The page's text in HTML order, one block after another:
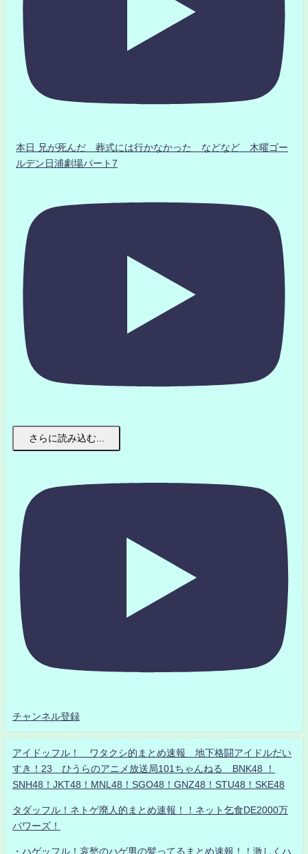
本日 兄が死んだ 葬式には行かなかった などなど 木曜ゴー
ルデン日浦劇場パート7
さらに読み込む...
チャンネル登録
アイドッフル！ ワタクシ的まとめ速報 地下格闘アイドルだい
すき！23 ひうらのアニメ放送局101ちゃんねる BNK48 ！
SNH48！JKT48！MNL48！SGO48！GNZ48！STU48！SKE48
タダッフル！ネトゲ廃人的まとめ速報！！ネット乞食DE2000万
パワーズ！
・ハゲッフル！哀愁のハゲ男の髪ってるまとめ速報！！激しくハ